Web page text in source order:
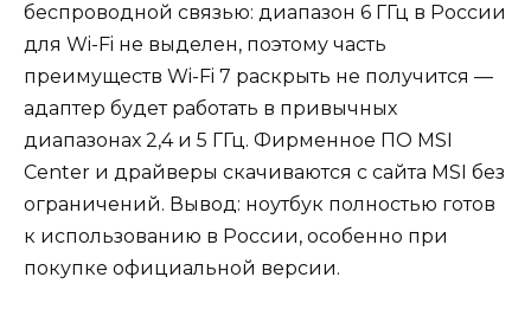
беспроводной связью: диапазон 6 ГГц в России
для Wi-Fi не выделен, поэтому часть
преимуществ Wi-Fi 7 раскрыть не получится —
адаптер будет работать в привычных
диапазонах 2,4 и 5 ГГц. Фирменное ПО MSI
Center и драйверы скачиваются с сайта MSI без
ограничений. Вывод: ноутбук полностью готов
к использованию в России, особенно при
покупке официальной версии.